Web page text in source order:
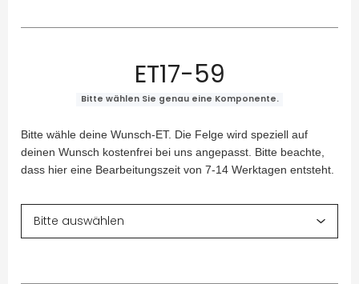
ET17-59
Bitte wählen Sie genau eine Komponente.
Bitte wähle deine Wunsch-ET. Die Felge wird speziell auf
deinen Wunsch kostenfrei bei uns angepasst. Bitte beachte,
dass hier eine Bearbeitungszeit von 7-14 Werktagen entsteht.